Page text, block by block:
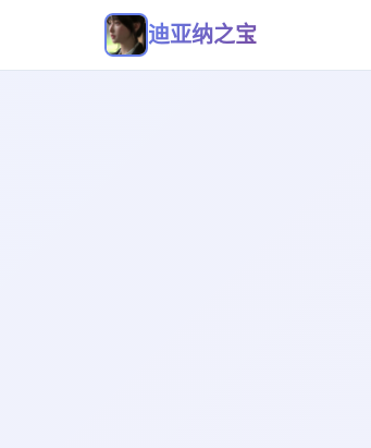
迪亚纳之宝